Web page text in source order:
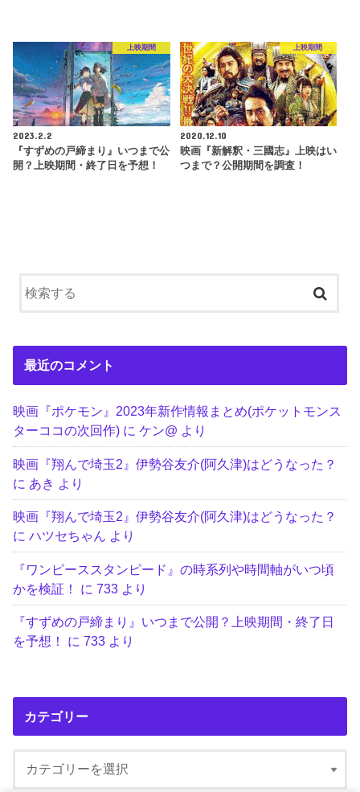
上映期間
2023.2.2
『すずめの戸締まり』いつまで公
開？上映期間・終了日を予想！
上映期間
2020.12.10
映画『新解釈・三國志』上映はい
つまで？公開期間を調査！
最近のコメント
映画『ポケモン』2023年新作情報まとめ(ポケットモンス
ターココの次回作) にケン@ より
映画『翔んで埼玉2』伊勢谷友介(阿久津)はどうなった？
に あき より
映画『翔んで埼玉2』伊勢谷友介(阿久津)はどうなった？
にハツセちゃん より
『ワンピーススタンピード』の時系列や時間軸がいつ頃
かを検証！
に733 より
『すずめの戸締まり』いつまで公開？上映期間・終了日
を予想！
に733 より
カテゴリー